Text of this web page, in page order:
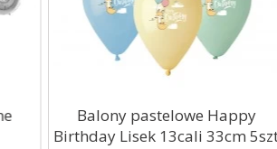
Balony pastelowe Happy
Birthday Lisek 13cali 33cm 5szt